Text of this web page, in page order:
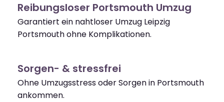
Reibungsloser Portsmouth Umzug
Garantiert ein nahtloser Umzug Leipzig
Portsmouth ohne Komplikationen.
Sorgen- & stressfrei
Ohne Umzugsstress oder Sorgen in Portsmouth
ankommen.